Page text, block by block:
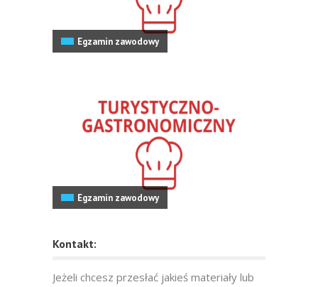
Egzamin zawodowy
Egzamin zawodowy
Kontakt:
Jeżeli chcesz przesłać jakieś materiały lub